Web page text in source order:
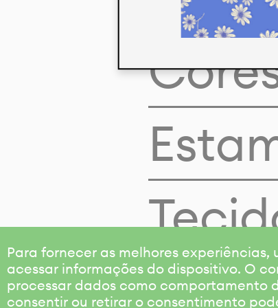
Para fornecer as melhores
acessar informações do dispositivo. O
processar dados como comportamento
consentir ou retirar o consentimento